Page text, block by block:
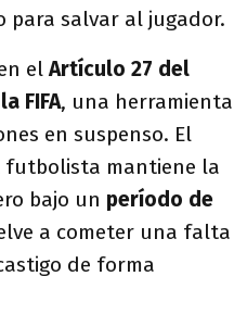
para salvar al jugador.
elArtículo 27 del
FIFA, una herramienta
en suspenso. El
futbolista mantiene la
bajo un período de
a cometer una falta
de forma